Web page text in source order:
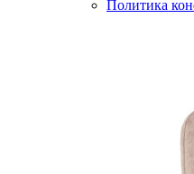
Политика